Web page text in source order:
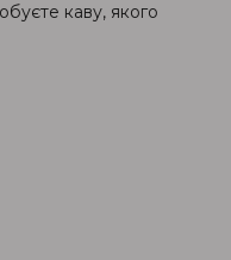
каву, якого